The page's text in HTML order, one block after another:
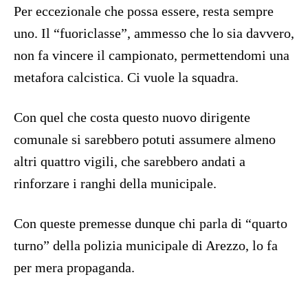
Per eccezionale che possa essere, resta sempre
uno. Il “fuoriclasse”, ammesso che lo sia davvero,
non fa vincere il campionato, permettendomi una
metafora calcistica. Ci vuole la squadra.
Con quel che costa questo nuovo dirigente
comunale si sarebbero potuti assumere almeno
altri quattro vigili, che sarebbero andati a
rinforzare i ranghi della municipale.
Con queste premesse dunque chi parla di “quarto
turno” della polizia municipale di Arezzo, lo fa
per mera propaganda.